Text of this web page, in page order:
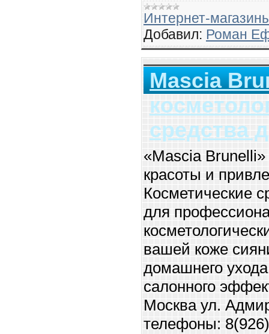
Интернет-
Добавил: Роман
Mascia
средства
«Mascia
красоты и
Косметические
для
вашей коже
домашнего
салонного
Москва ул.
телефоны: